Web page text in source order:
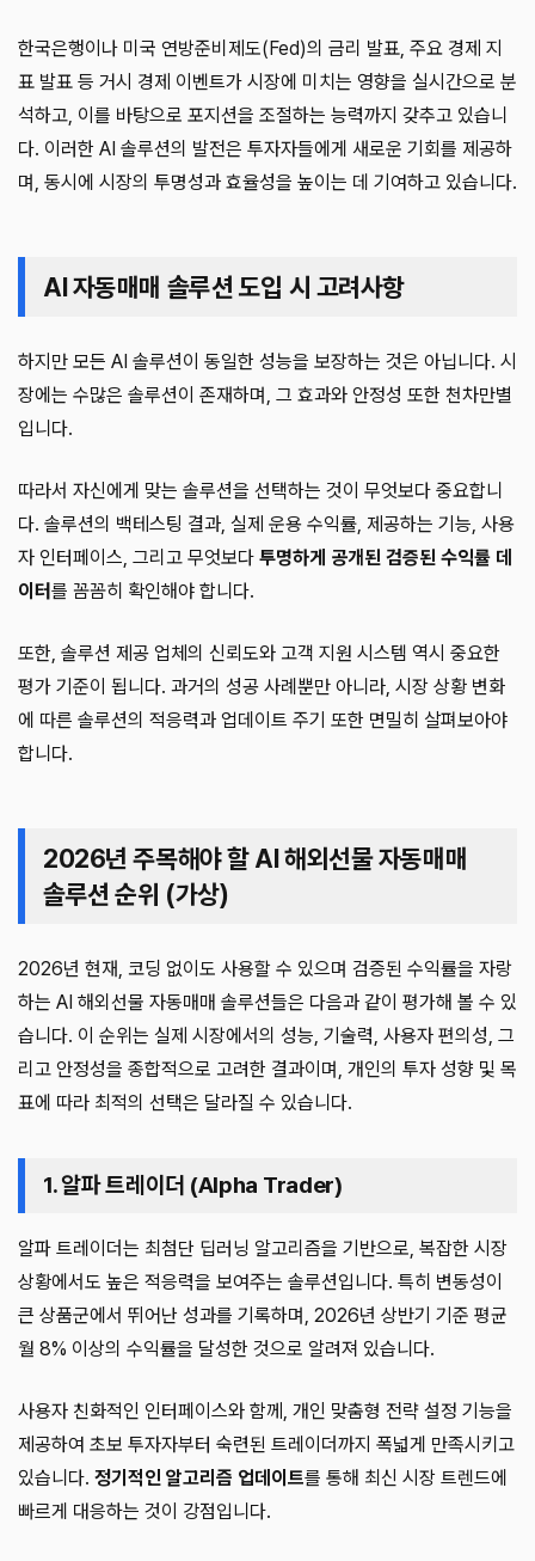
한국은행이나 미국 연방준비제도(Fed)의 금리 발표, 주요 경제 지
표 발표 등 거시 경제 이벤트가 시장에 미치는 영향을 실시간으로 분
석하고, 이를 바탕으로 포지션을 조절하는 능력까지 갖추고 있습니
다. 이러한 AI 솔루션의 발전은 투자자들에게 새로운 기회를 제공하
며, 동시에 시장의 투명성과 효율성을 높이는 데 기여하고 있습니다.
AI 자동매매 솔루션 도입 시 고려사항
하지만 모든 AI 솔루션이 동일한 성능을 보장하는 것은 아닙니다. 시
장에는 수많은 솔루션이 존재하며, 그 효과와 안정성 또한 천차만별
입니다.
따라서 자신에게 맞는 솔루션을 선택하는 것이 무엇보다 중요합니
다. 솔루션의 백테스팅 결과, 실제 운용 수익률, 제공하는 기능, 사용
자 인터페이스, 그리고 무엇보다 투명하게 공개된 검증된 수익률 데
이터를 꼼꼼히 확인해야 합니다.
또한, 솔루션 제공 업체의 신뢰도와 고객 지원 시스템 역시 중요한
평가 기준이 됩니다. 과거의 성공 사례뿐만 아니라, 시장 상황 변화
에 따른 솔루션의 적응력과 업데이트 주기 또한 면밀히 살펴보아야
합니다.
2026년 주목해야 할 AI 해외선물 자동매매
솔루션 순위 (가상)
2026년 현재, 코딩 없이도 사용할 수 있으며 검증된 수익률을 자랑
하는 AI 해외선물 자동매매 솔루션들은 다음과 같이 평가해 볼 수 있
습니다. 이 순위는 실제 시장에서의 성능, 기술력, 사용자 편의성, 그
리고 안정성을 종합적으로 고려한 결과이며, 개인의 투자 성향 및 목
표에 따라 최적의 선택은 달라질 수 있습니다.
1. 알파 트레이더 (Alpha Trader)
알파 트레이더는 최첨단 딥러닝 알고리즘을 기반으로, 복잡한 시장
상황에서도 높은 적응력을 보여주는 솔루션입니다. 특히 변동성이
큰 상품군에서 뛰어난 성과를 기록하며, 2026년 상반기 기준 평균
월 8% 이상의 수익률을 달성한 것으로 알려져 있습니다.
사용자 친화적인 인터페이스와 함께, 개인 맞춤형 전략 설정 기능을
제공하여 초보 투자자부터 숙련된 트레이더까지 폭넓게 만족시키고
있습니다. 정기적인 알고리즘 업데이트를 통해 최신 시장 트렌드에
빠르게 대응하는 것이 강점입니다.